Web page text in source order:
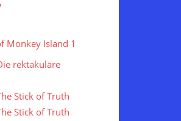
Monkey Island 1
rektakuläre
Stick of Truth
Stick of Truth